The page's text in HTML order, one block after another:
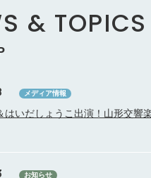
& TOPICS
メディア情報
はいだしょうこ出演！山形交響
お知らせ